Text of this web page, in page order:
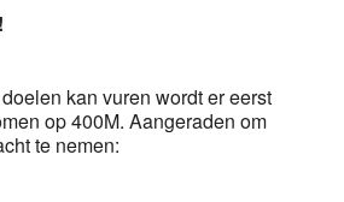
kan vuren wordt er eerst
op 400M. Aangeraden om
te nemen: